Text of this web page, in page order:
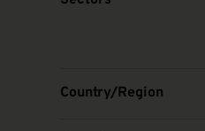
Country/Region